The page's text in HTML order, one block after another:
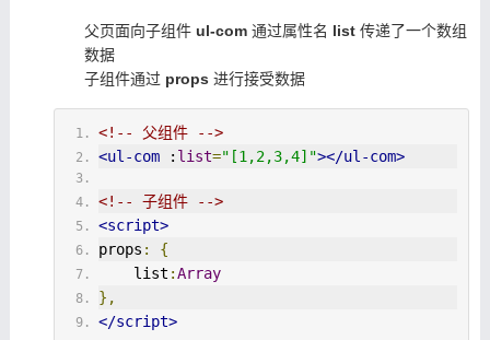
父页面向子组件 ul-com通过属性名 list传递了一个数组
数据
子组件通过 props 进行接受数据
<!-- 父组件 -->
<ul-com : list="[1,2,3,4]"></ul-com>
<!-- 子组件 -->
<script>
props :
{
    list
:Array
},
</script>